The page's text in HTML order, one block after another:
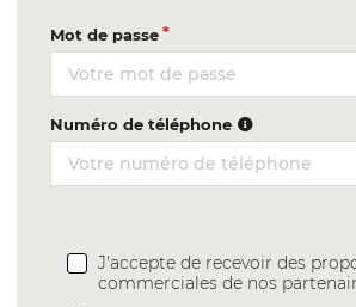
Mot de passe
Numéro de téléphone
J'accepte de recevoir des
commerciales de nos